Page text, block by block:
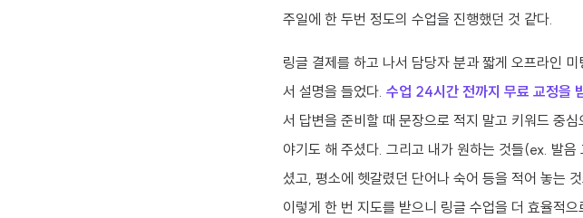
주일에 한 두번 정도의 수업을 진행했던 것 같다.
링글 결제를 하고 나서 담당자 분과 짧게 오프라인
서 설명을 들었다. 수업 24시간 전까지 무료 교정을
서 답변을 준비할 때 문장으로 적지 말고 키워드 중
야기도 해 주셨다. 그리고 내가 원하는 것들(ex. 발
셨고, 평소에 헷갈렸던 단어나 숙어 등을 적어 놓는
이렇게 한 번 지도를 받으니 링글 수업을 더 효율적